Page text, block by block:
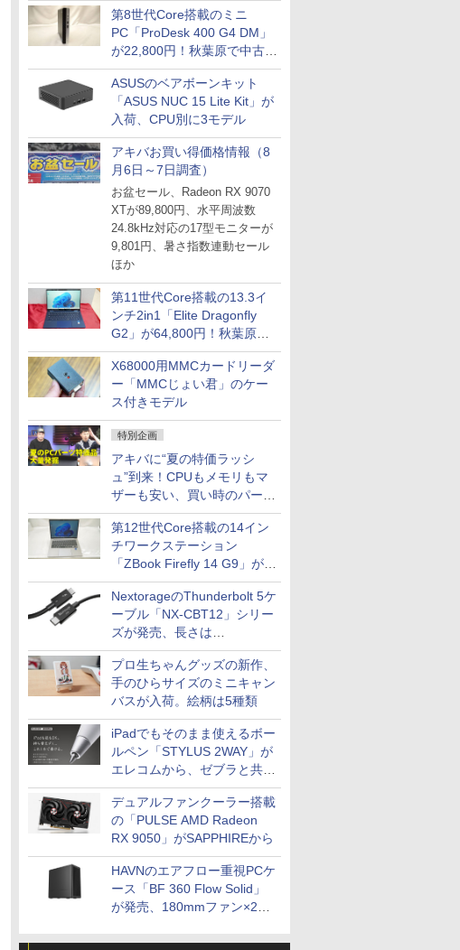
第8世代Core搭載のミニ
PC「ProDesk 400 G4 DM」
が22,800円！秋葉原で中古
PCセール
ASUSのベアボーンキット
「ASUS NUC 15 Lite Kit」が
入荷、CPU別に3モデル
アキバお買い得価格情報（8
月6日～7日調査）
お盆セール、Radeon RX 9070
XTが89,800円、水平周波数
24.8kHz対応の17型モニターが
9,801円、暑さ指数連動セール
ほか
第11世代Core搭載の13.3イ
ンチ2in1「Elite Dragonfly
G2」が64,800円！秋葉原で
中古PCセール
X68000用MMCカードリーダ
ー「MMCじょい君」のケー
ス付きモデル
特別企画
アキバに“夏の特価ラッシ
ュ”到来！CPUもメモリもマ
ザーも安い、買い時のパーツ
は？【8月7日(金)22時配信】
第12世代Core搭載の14イン
チワークステーション
「ZBook Firefly 14 G9」が
79,800円！秋葉原で中古PC
セール
NextorageのThunderbolt 5ケ
ーブル「NX-CBT12」シリー
ズが発売、長さは
30cm/50cm/1mの3種類
プロ生ちゃんグッズの新作、
手のひらサイズのミニキャン
バスが入荷。絵柄は5種類
iPadでもそのまま使えるボー
ルペン「STYLUS 2WAY」が
エレコムから、ゼブラと共同
開発
デュアルファンクーラー搭載
の「PULSE AMD Radeon
RX 9050」がSAPPHIREから
HAVNのエアフロー重視PCケ
ース「BF 360 Flow Solid」
が発売、180mmファン×2搭